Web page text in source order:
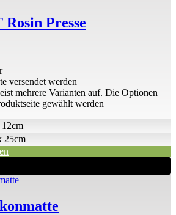
Presse
25cm
versendet werden
mehrere Varianten auf. Die Optionen
gewählt werden